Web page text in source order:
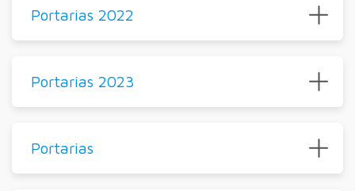
Portarias 2022
Portarias 2023
Portarias